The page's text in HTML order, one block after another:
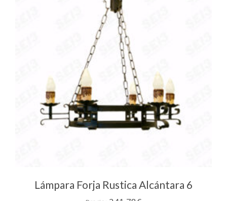
Lámpara Forja Rustica Alcántara 6